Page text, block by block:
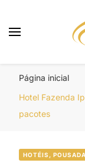
Página inicial
Hotel Fazenda
pacotes
HOTÉIS,